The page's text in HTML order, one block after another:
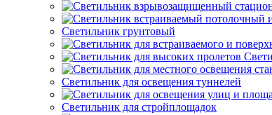
Светильник грунтовый
Светильник для освещения туннелей
Светильник для стройплощадок